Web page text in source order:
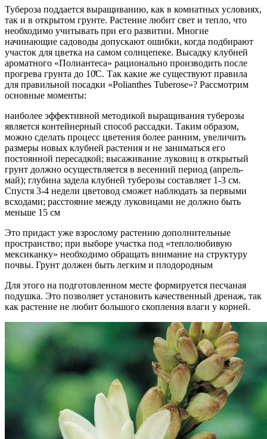
Тубероза поддается выращиванию, как в комнатных условиях,
так и в открытом грунте. Растение любит свет и тепло, что
необходимо учитывать при его развитии. Многие
начинающие садоводы допускают ошибки, когда подбирают
участок для цветка на самом солнцепеке. Высадку клубней
ароматного «Полиантеса» рационально производить после
прогрева грунта до 10̊С. Так какие же существуют правила
для правильной посадки «Polianthes Tuberose»? Рассмотрим
основные моменты:
наиболее эффективной методикой выращивания туберозы
является контейнерный способ рассадки. Таким образом,
можно сделать процесс цветения более ранним, увеличить
размеры новых клубней растения и не заниматься его
постоянной пересадкой; высаживание луковиц в открытый
грунт должно осуществляется в весенний период (апрель-
май); глубина задела клубней туберозы составляет 1-3 см.
Спустя 3-4 недели цветовод сможет наблюдать за первыми
всходами; расстояние между луковицами не должно быть
меньше 15 см
Это придаст уже взрослому растению дополнительные
пространство; при выборе участка под «теплолюбивую
мексиканку» необходимо обращать внимание на структуру
почвы. Грунт должен быть легким и плодородным
Для этого на подготовленном месте формируется песчаная
подушка. Это позволяет установить качественный дренаж, так
как растение не любит большого скопления влаги у корней.